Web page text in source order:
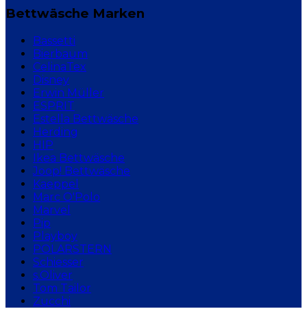
Bettwäsche Marken
Bassetti
Bierbaum
CelinaTex
Disney
Erwin Müller
ESPRIT
Estella Bettwäsche
Herding
HIP
Ikea Bettwäsche
Joop! Bettwäsche
Kaeppel
Marc O'Polo
Marvel
Pip
Playboy
POLARSTERN
Schiesser
s.Oliver
Tom Tailor
Zucchi